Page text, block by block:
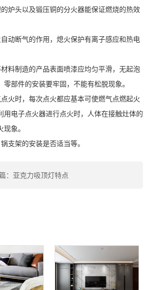
炉头以及锻压铜的分火器能保证燃烧的热效
动断气的作用，熄火保护有离子感应和热电
料制造的产品表面喷漆应均匀平滑，无起泡
部件的安装要牢固，不能有松脱现象。
火时，每次点火都应基本可使燃气点燃起火
电子点火器进行点火时，人体在接触灶体的
象。
支架的安装是否适当等。
：亚克力吸顶灯特点